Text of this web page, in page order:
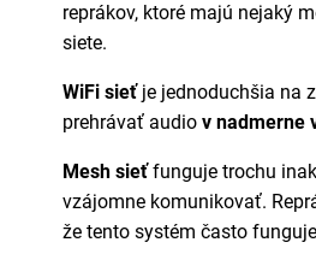
reprákov, ktoré majú nejaký
siete.
WiFi sieťje jednoduchšia na
prehrávať audio v nadmerne
Mesh sieťfunguje trochu
vzájomne komunikovať.
že tento systém často